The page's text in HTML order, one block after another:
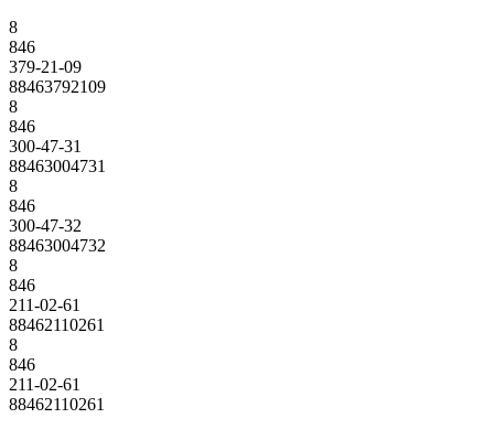
8
846
379-21-09
88463792109
8
846
300-47-31
88463004731
8
846
300-47-32
88463004732
8
846
211-02-61
88462110261
8
846
211-02-61
88462110261